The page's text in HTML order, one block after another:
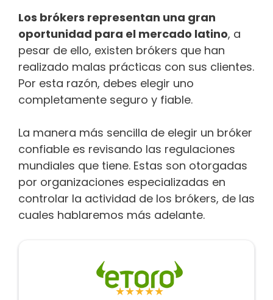
Los brókers representan una gran
oportunidad para el mercado latino, a
pesar de ello, existen brókers que han
realizado malas prácticas con sus clientes.
Por esta razón, debes elegir uno
completamente seguro y fiable.
La manera más sencilla de elegir un bróker
confiable es revisando las regulaciones
mundiales que tiene. Estas son otorgadas
por organizaciones especializadas en
controlar la actividad de los brókers, de las
cuales hablaremos más adelante.
★★★★★